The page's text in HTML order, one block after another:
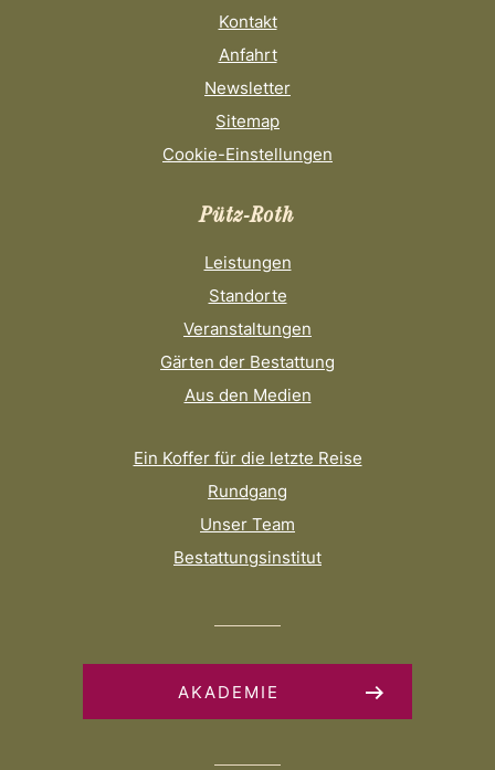
Kontakt
Anfahrt
Newsletter
Sitemap
Cookie-Einstellungen
Pütz-Roth
Leistungen
Standorte
Veranstaltungen
Gärten der Bestattung
Aus den Medien
Ein Koffer für die letzte Reise
Rundgang
Unser Team
Bestattungsinstitut
AKADEMIE